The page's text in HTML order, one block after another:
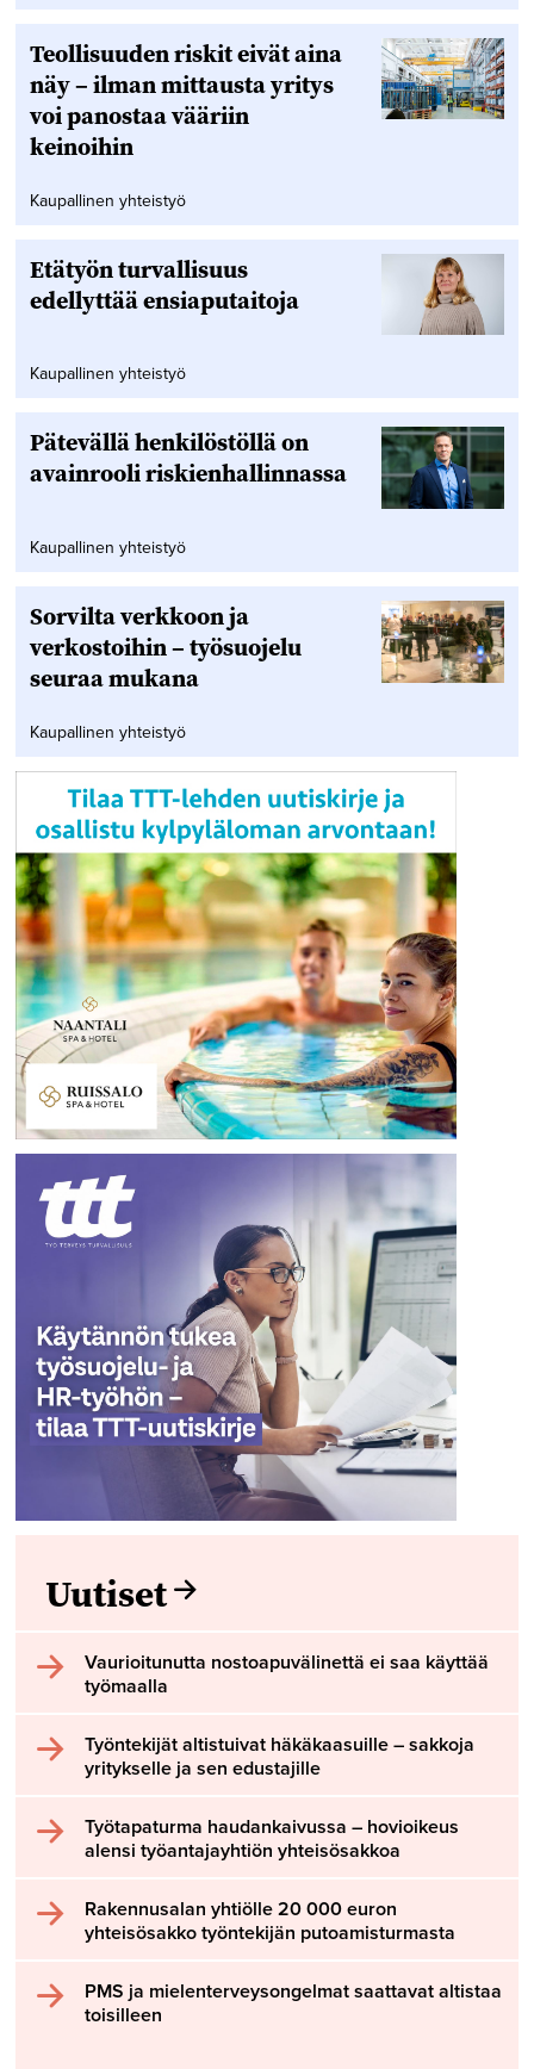
Teollisuuden riskit eivät aina
näy – ilman mittausta yritys
voi panostaa vääriin
keinoihin
Kaupallinen yhteistyö
Etätyön turvallisuus
edellyttää ensiaputaitoja
Kaupallinen yhteistyö
Pätevällä henkilöstöllä on
avainrooli riskienhallinnassa
Kaupallinen yhteistyö
Sorvilta verkkoon ja
verkostoihin – työsuojelu
seuraa mukana
Kaupallinen yhteistyö
Uutiset
Vaurioitunutta nostoapuvälinettä ei saa käyttää
työmaalla
Työntekijät altistuivat häkäkaasuille – sakkoja
yritykselle ja sen edustajille
Työtapaturma haudankaivussa – hovioikeus
alensi työantajayhtiön yhteisösakkoa
Rakennusalan yhtiölle 20 000 euron
yhteisösakko työntekijän putoamisturmasta
PMS ja mielenterveysongelmat saattavat altistaa
toisilleen